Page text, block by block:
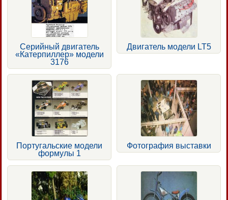
Серийный двигатель
«Катерпиллер» модели
3176
Двигатель модели LT5
Португальские модели
формулы 1
Фотография выставки